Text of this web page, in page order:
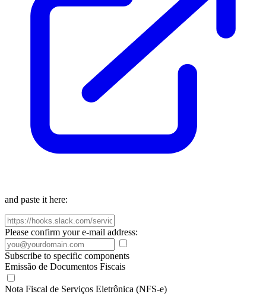
and paste it here:
Please confirm your e-mail address:
Subscribe to specific components
Emissão de Documentos Fiscais
Nota Fiscal de Serviços Eletrônica (NFS-e)